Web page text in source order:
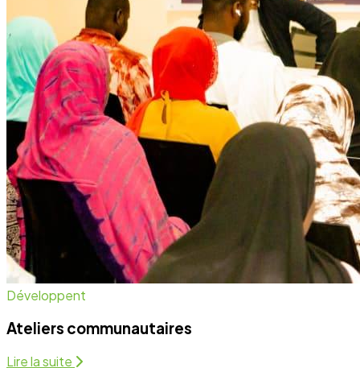
Développent
Ateliers communautaires
Lire la suite